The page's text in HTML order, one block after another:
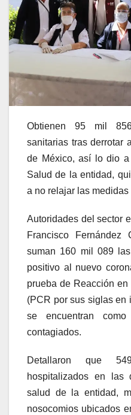
Obtienen 95 mil
sanitarias tras derrotar
de México, así lo dio
Salud de la entidad,
a no relajar las
Autoridades del sector
Francisco Fernández
suman 160 mil 089
positivo al nuevo
prueba de Reacción
(PCR por sus siglas en
se encuentran
contagiados.
Detallaron que
hospitalizados en las
salud de la entidad,
nosocomios ubicados